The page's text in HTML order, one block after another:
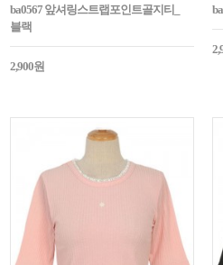
ba0567 앞셔링스트랩포인트골지티_
블랙
2,900원